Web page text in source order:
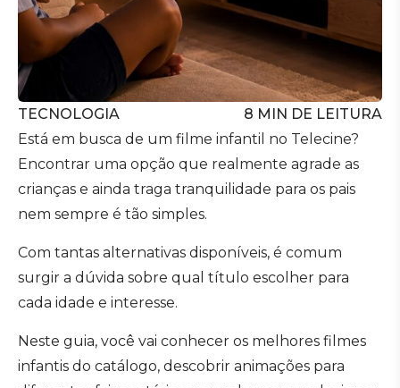
TECNOLOGIA 8 MIN DE LEITURA
Está em busca de um filme infantil no Telecine?
Encontrar uma opção que realmente agrade as
crianças e ainda traga tranquilidade para os pais
nem sempre é tão simples.
Com tantas alternativas disponíveis, é comum
surgir a dúvida sobre qual título escolher para
cada idade e interesse.
Neste guia, você vai conhecer os melhores filmes
infantis do catálogo, descobrir animações para